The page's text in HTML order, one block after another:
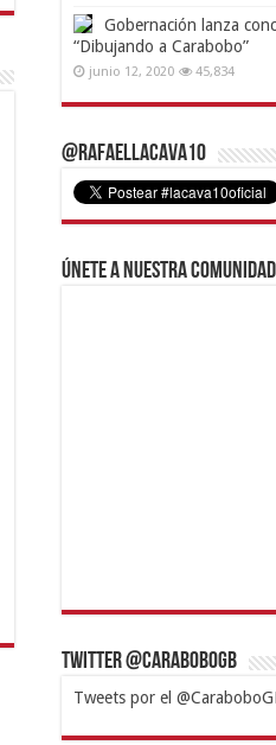
Gobernación lanza
“Dibujando a Carabobo”
junio 12, 2020 45,834
@RafaelLacava10
Únete a nuestra
Twitter @CaraboboGB
Tweets por el
1xbetBetturkeyBetist
https://mvbcasino.com/